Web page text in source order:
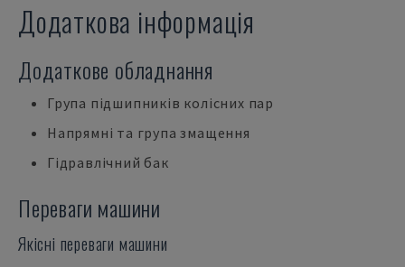
Додаткова інформація
Додаткове обладнання
Група підшипників колісних пар
Напрямні та група змащення
Гідравлічний бак
Переваги машини
Якісні переваги машини